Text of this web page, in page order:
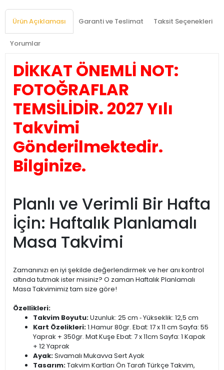
Ürün Açıklaması Garanti ve Teslimat Taksit Seçenekleri
Yorumlar
DİKKAT ÖNEMLİ NOT:
FOTOĞRAFLAR
TEMSİLİDİR. 2027 Yılı
Takvimi
Gönderilmektedir.
Bilginize.
Planlı ve Verimli Bir Hafta
İçin: Haftalık Planlamalı
Masa Takvimi
Zamanınızı en iyi şekilde değerlendirmek ve her anı kontrol
altında tutmak ister misiniz? O zaman Haftalık Planlamalı
Masa Takvimimiz tam size göre!
Özellikleri:
Takvim Boyutu:Uzunluk: 25 cm ‐ Yükseklik: 12,5 cm
Kart Özelikleri:1.Hamur 80gr. Ebat: 17 x 11 cm Sayfa: 55
Yaprak + 350gr. Mat Kuşe Ebat: 7 x 11cm Sayfa: 1 Kapak
+ 12 Yaprak
Ayak:Sıvamalı Mukavva Sert Ayak
Tasarım:Takvim Kartları Ön Tarafı Türkçe Takvim,